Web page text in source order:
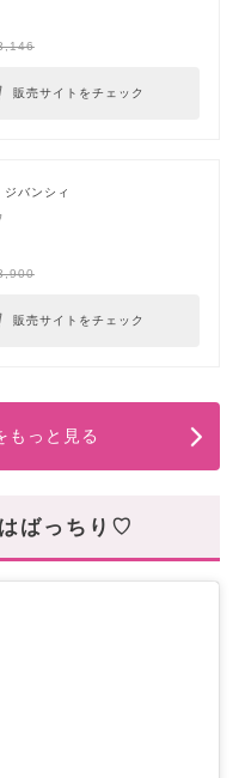
販売サイトをチェック
バンシィ
販売サイトをチェック
もっと見る
ばっちり♡